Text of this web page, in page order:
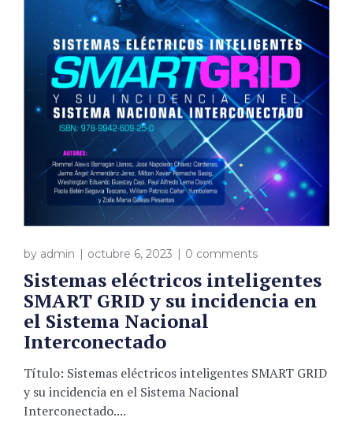
by admin octubre 6, 2023 0 comments
Sistemas eléctricos inteligentes
SMART GRID y su incidencia en
el Sistema Nacional
Interconectado
Título: Sistemas eléctricos inteligentes SMART GRID
y su incidencia en el Sistema Nacional
Interconectado....